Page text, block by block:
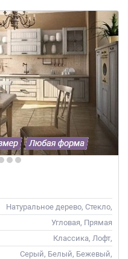
Натуральное дерево, Стекло,
Массив
Угловая, Прямая
Классика, Лофт,
Скандинавский, Неоклассика
Серый, Белый, Бежевый,